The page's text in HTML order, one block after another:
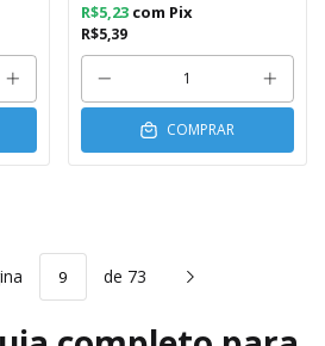
R$5,39
R$5,23 com Pix
COMPRAR
de 73